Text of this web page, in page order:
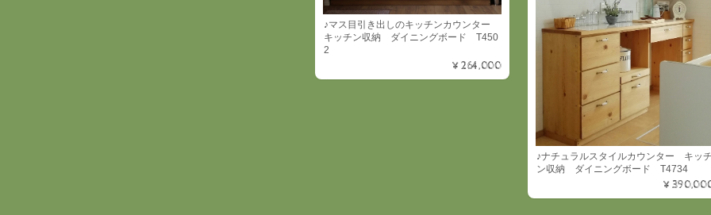
♪マス目引き出しのキッチンカウンター
キッチン収納 ダイニングボード T450
2
¥264,000
♪ナチュラルスタイルカウンター キッ
ン収納 ダイニングボード T4734